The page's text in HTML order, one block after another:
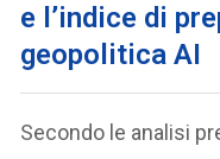
e l’indice di
geopolitica AI
Secondo le analisi